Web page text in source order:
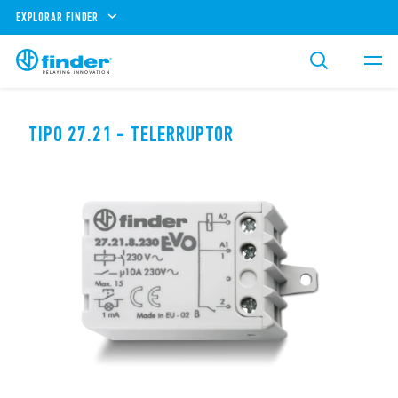
EXPLORAR FINDER
TIPO 27.21 - TELERRUPTOR